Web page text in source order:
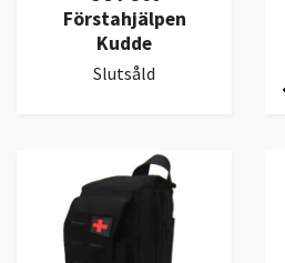
Förstahjälpen
Kudde
Slutsåld